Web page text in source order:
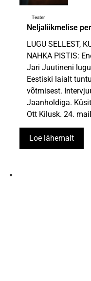
Teater
Neljaliikmelise
LUGU SELLEST,
NAHKA PISTIS:
Jari Juutineni
Eestiski laialt
võtmisest.
Jaanholdiga.
Ott Kilusk. 24.
Loe lähemalt